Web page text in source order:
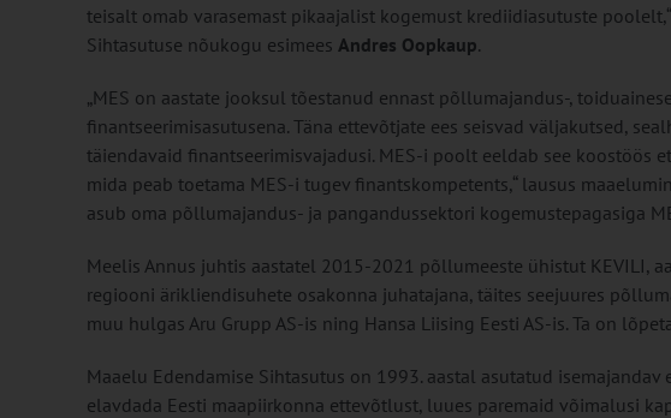
teisalt omab varasemast pikaajalist kogemust krediidiasutuste
Sihtasutuse nõukogu esimees Andres Oopkaup.
„MES on aastate jooksul tõestanud ennast põllumajandus-,
finantseerimisasutusena. Täna ettevõtjate ees seisvad väljakutsed,
täiendavaid finantseerimisvajadusi. MES-i poolt eeldab see
mida peab toetama MES-i tugev finantskompetents,“ lausus
asub oma põllumajandus- ja pangandussektori kogemustepagasiga
Meelis Annus juhtis aastatel 2015-2021 põllumeeste ühistut KEVILI,
regiooni ärikliendisuhete osakonna juhatajana, täites seejuures
muu hulgas Aru Grupp AS-is ning Hansa Liising Eesti AS-is. Ta on
Maaelu Edendamise Sihtasutus on 1993. aastal asutatud
elavdada Eesti maapiirkonna ettevõtlust, luues paremaid võimalusi